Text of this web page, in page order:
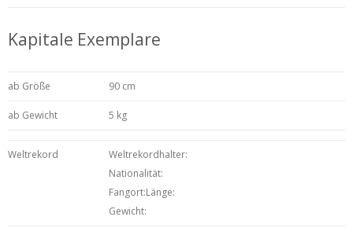
Kapitale Exemplare
ab Größe 90 cm
ab Gewicht 5 kg
Weltrekord
Weltrekordhalter:
Nationalität:
Fangort:Länge:
Gewicht: